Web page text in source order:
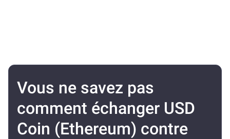
Vous ne savez pas
comment échanger USD
Coin (Ethereum) contre